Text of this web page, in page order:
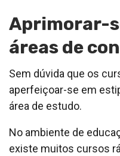
Aprimorar-
áreas de
Sem dúvida que os
aperfeiçoar-se em
área de estudo.
No ambiente de
existe muitos cursos